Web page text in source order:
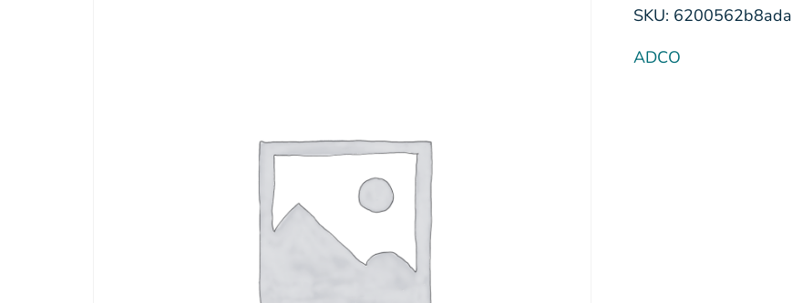
SKU: 6200562b8ada
ADCO